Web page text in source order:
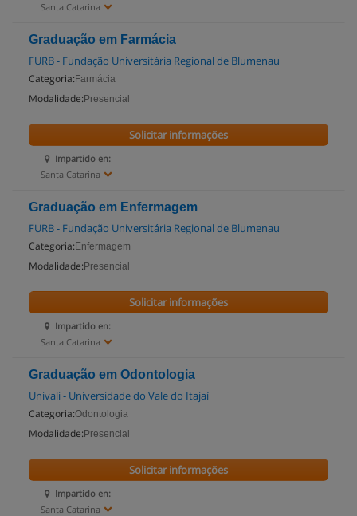
Santa Catarina
Graduação em Farmácia
FURB - Fundação Universitária Regional de Blumenau
Categoria: Farmácia
Modalidade: Presencial
Impartido en:
Santa Catarina
Solicitar informações
Graduação em Enfermagem
FURB - Fundação Universitária Regional de Blumenau
Categoria: Enfermagem
Modalidade: Presencial
Impartido en:
Santa Catarina
Solicitar informações
Graduação em Odontologia
Univali - Universidade do Vale do Itajaí
Categoria:Odontologia
Modalidade: Presencial
Impartido en:
Santa Catarina
Solicitar informações